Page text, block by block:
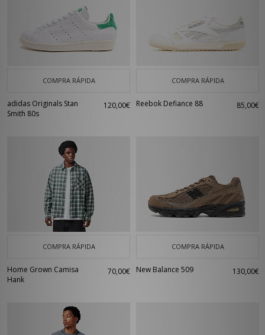
COMPRA RÁPIDA
adidas Originals Stan
Smith 80s
120,00€
COMPRA RÁPIDA
Reebok Defiance 88 85,00€
COMPRA RÁPIDA
Home Grown Camisa
Hank
70,00€
COMPRA RÁPIDA
New Balance 509 130,00€